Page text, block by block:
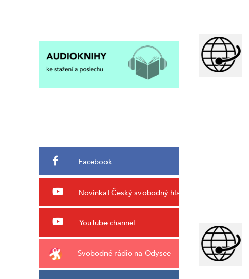
Facebook
Novinka! Český svobodný hlas
YouTube channel
Svobodné rádio na Odysee